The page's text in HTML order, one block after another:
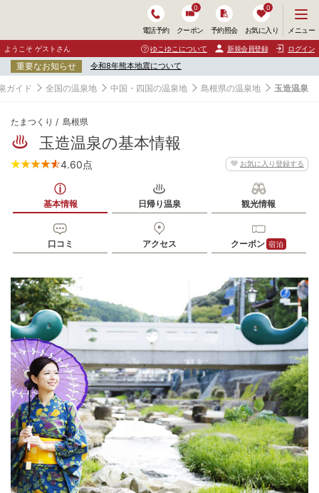
電話予約 クーポン
0
予約照会 お気に入り
0
ニ
ュ
ー
開
く
メニュー
ようこそ ゲストさん ゆこゆこについて 新規会員登録 ログイン
重要なお知らせ 令和8年熊本地震について
ガイド 全国の温泉地 中国・四国の温泉地 島根県の温泉地 玉造温泉
たまつくり 島根県
玉造温泉の基本情報
お気に入り登録する
4.60点
基本情報 日帰り温泉 観光情報
口コミ アクセス クーポン 宿泊